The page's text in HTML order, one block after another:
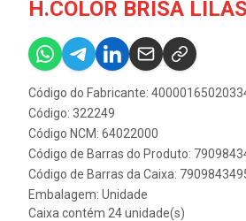
H.COLOR BRISA
Código do Fabricante:
Código: 322249
Código NCM: 64022000
Código de Barras do Produto:
Código de Barras da Caixa:
Embalagem: Unidade
Caixa contém 24 unidade(s)